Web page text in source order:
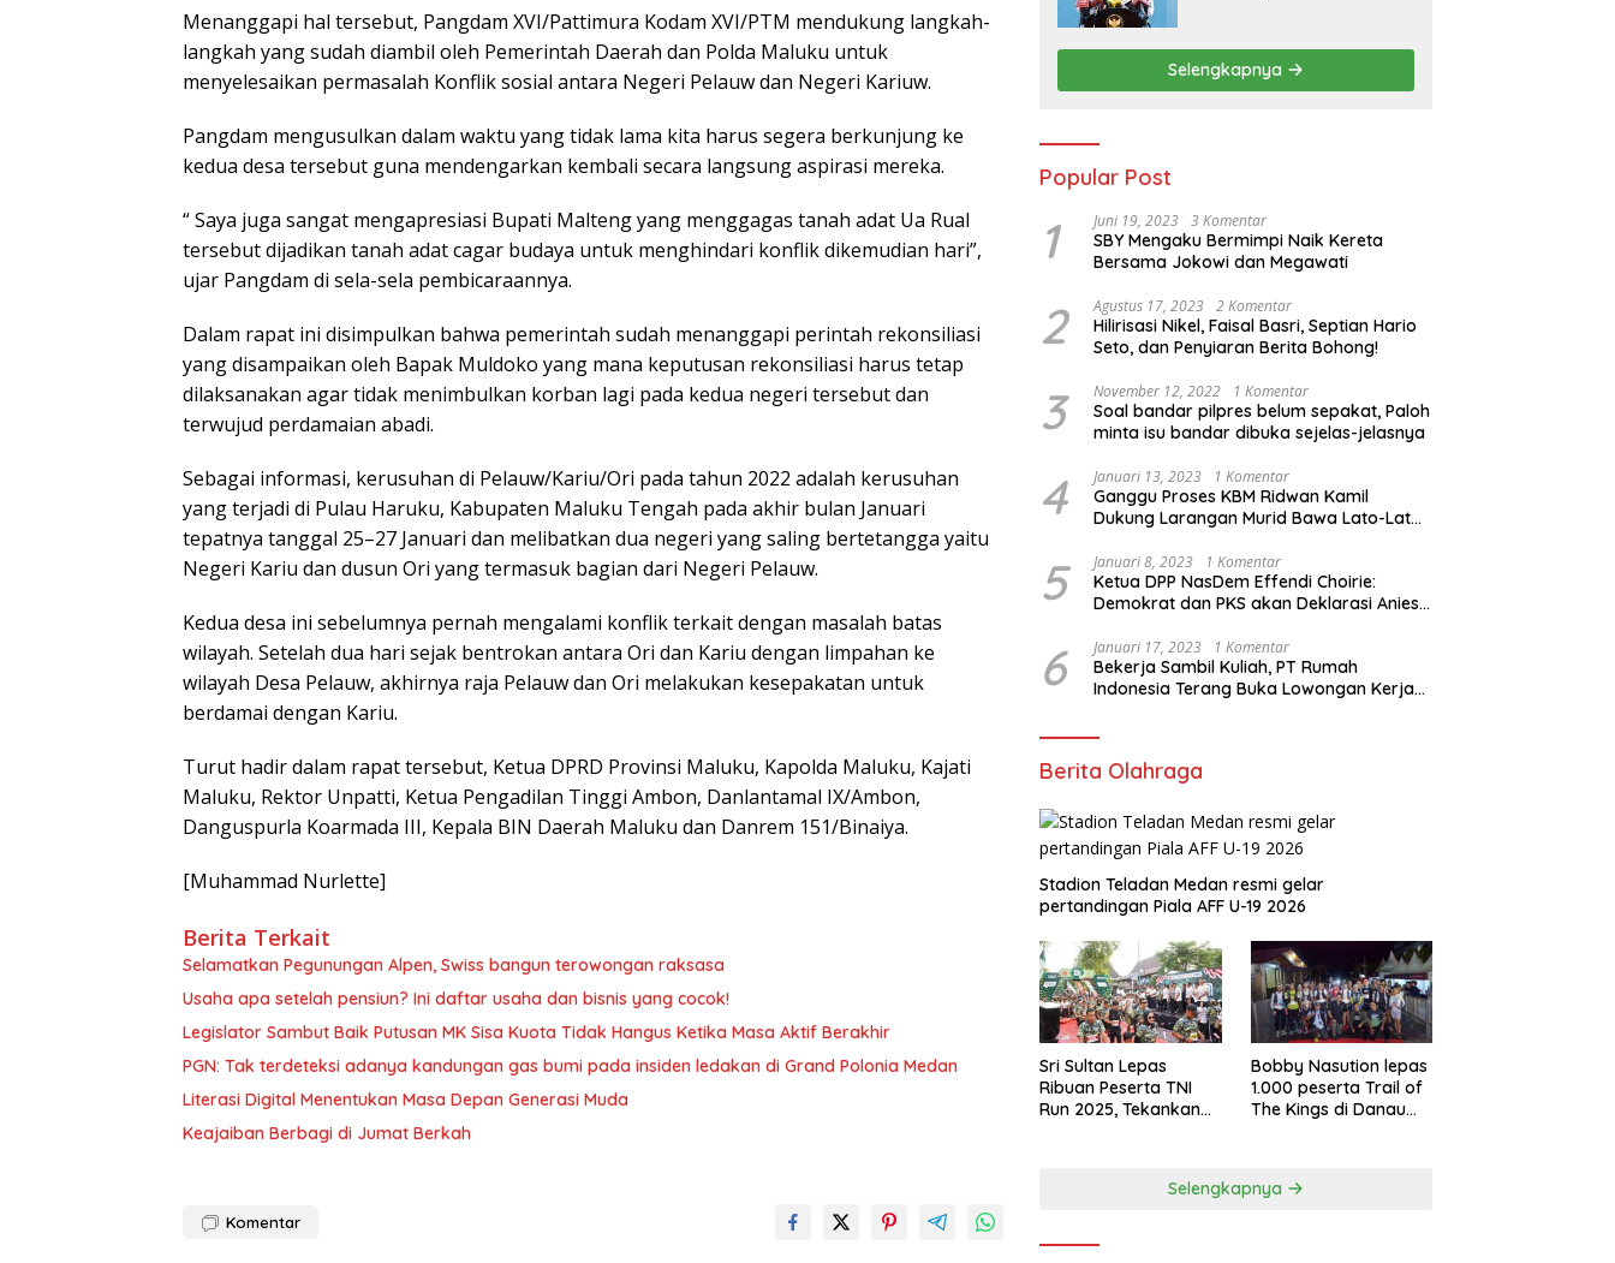
Menanggapi hal tersebut, Pangdam XVI/Pattimura Kodam XVI/PTM mendukung langkah-
langkah yang sudah diambil oleh Pemerintah Daerah dan Polda Maluku untuk
menyelesaikan permasalah Konflik sosial antara Negeri Pelauw dan Negeri Kariuw.
Pangdam mengusulkan dalam waktu yang tidak lama kita harus segera berkunjung ke
kedua desa tersebut guna mendengarkan kembali secara langsung aspirasi mereka.
“ Saya juga sangat mengapresiasi Bupati Malteng yang menggagas tanah adat Ua Rual
tersebut dijadikan tanah adat cagar budaya untuk menghindari konflik dikemudian hari”,
ujar Pangdam di sela-sela pembicaraannya.
Dalam rapat ini disimpulkan bahwa pemerintah sudah menanggapi perintah rekonsiliasi
yang disampaikan oleh Bapak Muldoko yang mana keputusan rekonsiliasi harus tetap
dilaksanakan agar tidak menimbulkan korban lagi pada kedua negeri tersebut dan
terwujud perdamaian abadi.
Sebagai informasi, kerusuhan di Pelauw/Kariu/Ori pada tahun 2022 adalah kerusuhan
yang terjadi di Pulau Haruku, Kabupaten Maluku Tengah pada akhir bulan Januari
tepatnya tanggal 25–27 Januari dan melibatkan dua negeri yang saling bertetangga yaitu
Negeri Kariu dan dusun Ori yang termasuk bagian dari Negeri Pelauw.
Kedua desa ini sebelumnya pernah mengalami konflik terkait dengan masalah batas
wilayah. Setelah dua hari sejak bentrokan antara Ori dan Kariu dengan limpahan ke
wilayah Desa Pelauw, akhirnya raja Pelauw dan Ori melakukan kesepakatan untuk
berdamai dengan Kariu.
Turut hadir dalam rapat tersebut, Ketua DPRD Provinsi Maluku, Kapolda Maluku, Kajati
Maluku, Rektor Unpatti, Ketua Pengadilan Tinggi Ambon, Danlantamal IX/Ambon,
Danguspurla Koarmada III, Kepala BIN Daerah Maluku dan Danrem 151/Binaiya.
[Muhammad Nurlette]
Berita Terkait
Selamatkan Pegunungan Alpen, Swiss bangun terowongan raksasa
Usaha apa setelah pensiun? Ini daftar usaha dan bisnis yang cocok!
Legislator Sambut Baik Putusan MK Sisa Kuota Tidak Hangus Ketika Masa Aktif Berakhir
PGN: Tak terdeteksi adanya kandungan gas bumi pada insiden ledakan di Grand Polonia Medan
Literasi Digital Menentukan Masa Depan Generasi Muda
Keajaiban Berbagi di Jumat Berkah
Komentar
Infrastruktur Pertanian
Nasional
Selengkapnya
Popular Post
1 Juni 19, 2023 3 Komentar
SBY Mengaku Bermimpi Naik Kereta
Bersama Jokowi dan Megawati
2 Agustus 17, 2023 2 Komentar
Hilirisasi Nikel, Faisal Basri, Septian Hario
Seto, dan Penyiaran Berita Bohong!
3 November 12, 2022 1 Komentar
Soal bandar pilpres belum sepakat, Paloh
minta isu bandar dibuka sejelas-jelasnya
4 Januari 13, 2023 1 Komentar
Ganggu Proses KBM Ridwan Kamil
Dukung Larangan Murid Bawa Lato-Lato
5 Januari 8, 2023 1 Komentar
Ketua DPP NasDem Effendi Choirie:
Demokrat dan PKS akan Deklarasi Anies
6 Januari 17, 2023 1 Komentar
Bekerja Sambil Kuliah, PT Rumah
Indonesia Terang Buka Lowongan Kerja
Berita Olahraga
Stadion Teladan Medan resmi gelar
pertandingan Piala AFF U-19 2026
Sri Sultan Lepas
Ribuan Peserta TNI
Run 2025, Tekankan
Bobby Nasution lepas
1.000 peserta Trail of
The Kings di Danau
Selengkapnya